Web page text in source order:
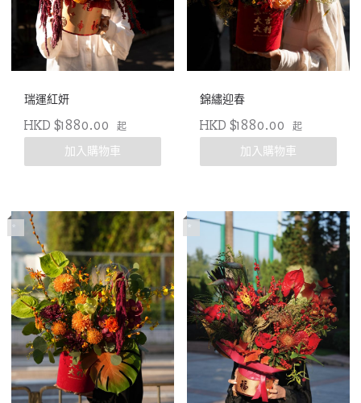
瑞運紅妍
HKD $1880.00 起
加入購物車
錦繡迎春
HKD $1880.00 起
加入購物車
*